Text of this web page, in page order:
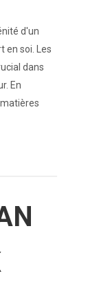
d'un
en soi. Les
dans
En